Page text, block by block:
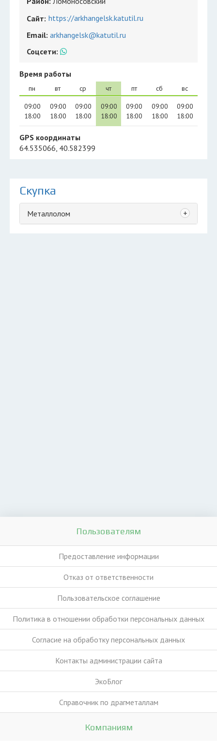
Сайт: https://arkhangelsk.katutil.ru
Email: arkhangelsk@katutil.ru
Соцсети:
Время работы
пн
09:00
18:00
вт
09:00
18:00
ср
09:00
18:00
чт
09:00
18:00
пт
09:00
18:00
сб
09:00
18:00
вс
09:00
18:00
GPS координаты
64.535066, 40.582399
Скупка
Металлолом +
Пользователям
Предоставление информации
Отказ от ответственности
Пользовательское соглашение
Политика в отношении обработки персональных данных
Согласие на обработку персональных данных
Контакты администрации сайта
ЭкоБлог
Справочник по драгметаллам
Компаниям